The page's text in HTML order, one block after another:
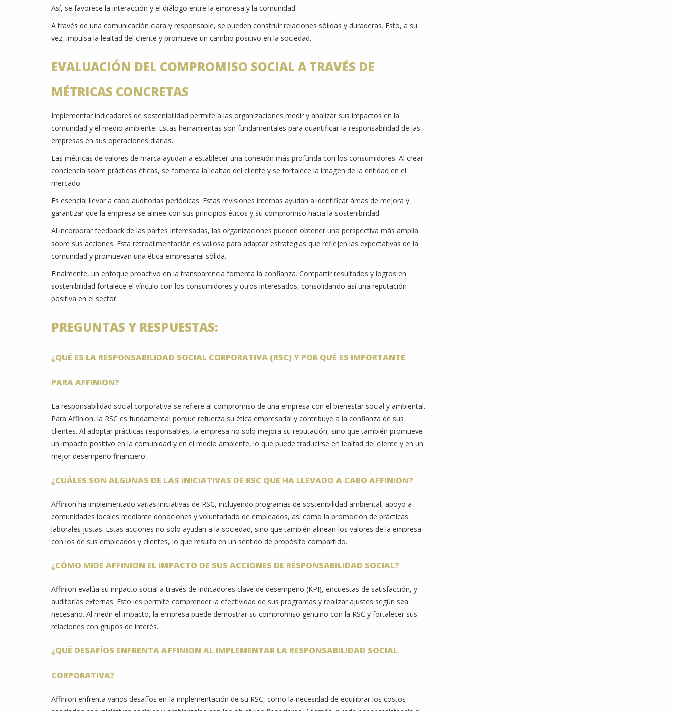
Así, se favorece la interacción y el diálogo entre la empresa y la comunidad.
A través de una comunicación clara y responsable, se pueden construir relaciones sólidas y duraderas. Esto, a su
vez, impulsa la lealtad del cliente y promueve un cambio positivo en la sociedad.
EVALUACIÓN DEL COMPROMISO SOCIAL A TRAVÉS DE
MÉTRICAS CONCRETAS
Implementar indicadores de sostenibilidad permite a las organizaciones medir y analizar sus impactos en la
comunidad y el medio ambiente. Estas herramientas son fundamentales para quantificar la responsabilidad de las
empresas en sus operaciones diarias.
Las métricas de valores de marca ayudan a establecer una conexión más profunda con los consumidores. Al crear
conciencia sobre prácticas éticas, se fomenta la lealtad del cliente y se fortalece la imagen de la entidad en el
mercado.
Es esencial llevar a cabo auditorías periódicas. Estas revisiones internas ayudan a identificar áreas de mejora y
garantizar que la empresa se alinee con sus principios éticos y su compromiso hacia la sostenibilidad.
Al incorporar feedback de las partes interesadas, las organizaciones pueden obtener una perspectiva más amplia
sobre sus acciones. Esta retroalimentación es valiosa para adaptar estrategias que reflejen las expectativas de la
comunidad y promuevan una ética empresarial sólida.
Finalmente, un enfoque proactivo en la transparencia fomenta la confianza. Compartir resultados y logros en
sostenibilidad fortalece el vínculo con los consumidores y otros interesados, consolidando así una reputación
positiva en el sector.
PREGUNTAS Y RESPUESTAS:
¿QUÉ ES LA RESPONSABILIDAD SOCIAL CORPORATIVA (RSC) Y POR QUÉ ES IMPORTANTE
PARA AFFINION?
La responsabilidad social corporativa se refiere al compromiso de una empresa con el bienestar social y ambiental.
Para Affinion, la RSC es fundamental porque refuerza su ética empresarial y contribuye a la confianza de sus
clientes. Al adoptar prácticas responsables, la empresa no solo mejora su reputación, sino que también promueve
un impacto positivo en la comunidad y en el medio ambiente, lo que puede traducirse en lealtad del cliente y en un
mejor desempeño financiero.
¿CUÁLES SON ALGUNAS DE LAS INICIATIVAS DE RSC QUE HA LLEVADO A CABO AFFINION?
Affinion ha implementado varias iniciativas de RSC, incluyendo programas de sostenibilidad ambiental, apoyo a
comunidades locales mediante donaciones y voluntariado de empleados, así como la promoción de prácticas
laborales justas. Estas acciones no solo ayudan a la sociedad, sino que también alinean los valores de la empresa
con los de sus empleados y clientes, lo que resulta en un sentido de propósito compartido.
¿CÓMO MIDE AFFINION EL IMPACTO DE SUS ACCIONES DE RESPONSABILIDAD SOCIAL?
Affinion evalúa su impacto social a través de indicadores clave de desempeño (KPI), encuestas de satisfacción, y
auditorías externas. Esto les permite comprender la efectividad de sus programas y realizar ajustes según sea
necesario. Al medir el impacto, la empresa puede demostrar su compromiso genuino con la RSC y fortalecer sus
relaciones con grupos de interés.
¿QUÉ DESAFÍOS ENFRENTA AFFINION AL IMPLEMENTAR LA RESPONSABILIDAD SOCIAL
CORPORATIVA?
Affinion enfrenta varios desafíos en la implementación de su RSC, como la necesidad de equilibrar los costos